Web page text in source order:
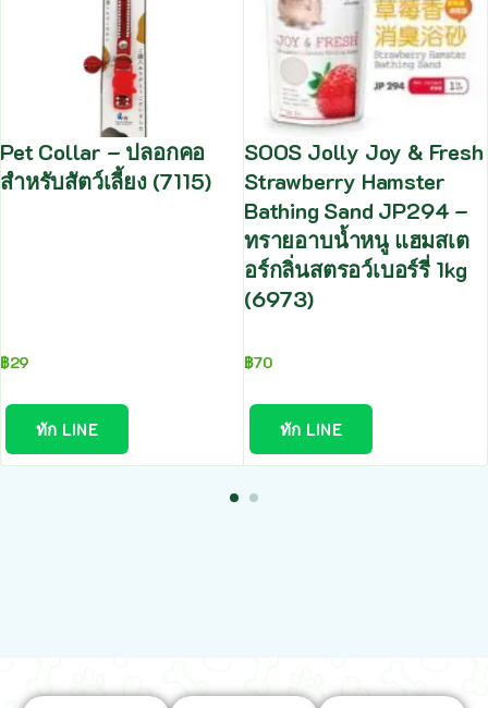
Pet Collar – ปลอกคอ
สำหรับสัตว์เลี้ยง (7115)
฿29
ทัก LINE
SOOS Jolly Joy & Fresh
Strawberry Hamster
Bathing Sand JP294 –
ทรายอาบน้ำหนู แฮมสเต
อร์กลิ่นสตรอว์เบอร์รี่ 1kg
(6973)
฿70
ทัก LINE